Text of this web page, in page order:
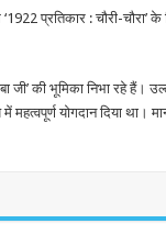
प्रतिकार : चौरी-चौरा’
जी’ की भूमिका निभा रहे हैं।
योगदान दिया था। माना